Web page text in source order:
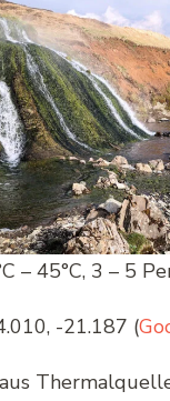
– 45°C, 3 – 5
-21.187 (